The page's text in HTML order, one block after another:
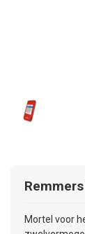
Remmers
Mortel voor